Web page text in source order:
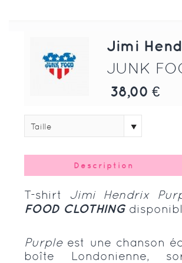
Jimi
JUNK
38,00 €
Taille
Description
T-shirt Jimi Hendrix
FOOD CLOTHING
Purpleest une chanson
boîte Londonienne,